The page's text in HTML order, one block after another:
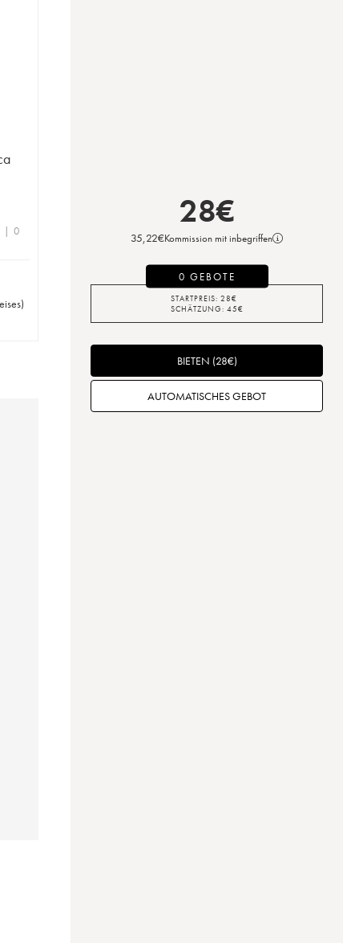
| 0
)
28€
35,22€Kommission mit inbegriffen
0 GEBOTE
STARTPREIS: 28€
SCHÄTZUNG: 45€
BIETEN (28€)
AUTOMATISCHES GEBOT